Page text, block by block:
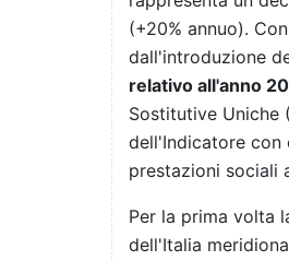
(+20% annuo).
dall'introduzione
relativo all'anno
Sostitutive Uniche
dell'Indicatore con
prestazioni sociali
Per la prima volta
dell'Italia